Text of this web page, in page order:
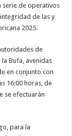
serie de operativos
de las y
2025.
de
Bufa, avenidas
en conjunto con
16:00 horas, de
se efectuarán
para la